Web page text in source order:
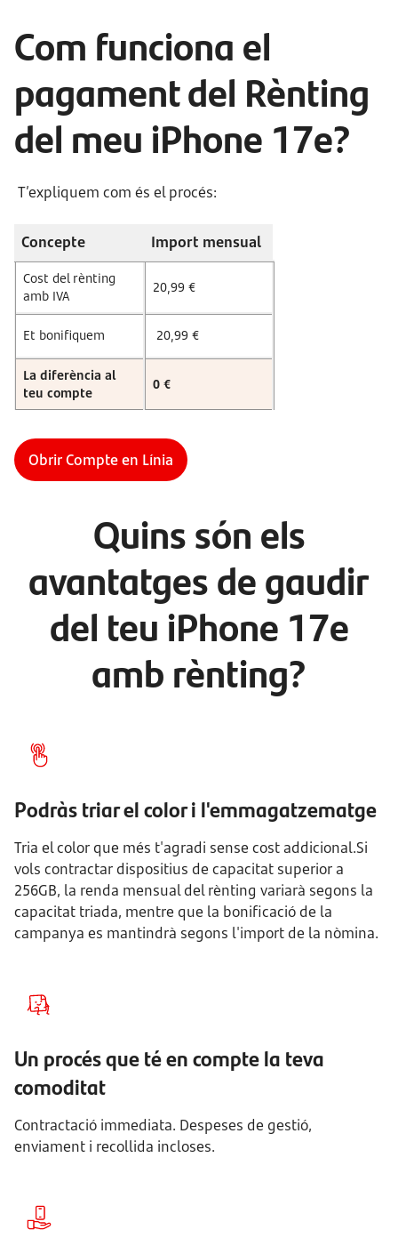
Com funciona el
pagament del Rènting
del meu iPhone 17e?
T’expliquem com és el procés:
Concepte Import mensual
Cost del rènting
amb IVA
20,99 €
Et bonifiquem 20,99 €
La diferència al
teu compte
0 €
Obrir Compte en Línia
Quins són els
avantatges de gaudir
del teu iPhone 17e
amb rènting?
Podràs triar el color i l'emmagatzematge
Tria el color que més t'agradi sense cost addicional.Si
vols contractar dispositius de capacitat superior a
256GB, la renda mensual del rènting variarà segons la
capacitat triada, mentre que la bonificació de la
campanya es mantindrà segons l'import de la nòmina.
Un procés que té en compte la teva
comoditat
Contractació immediata. Despeses de gestió,
enviament i recollida incloses.